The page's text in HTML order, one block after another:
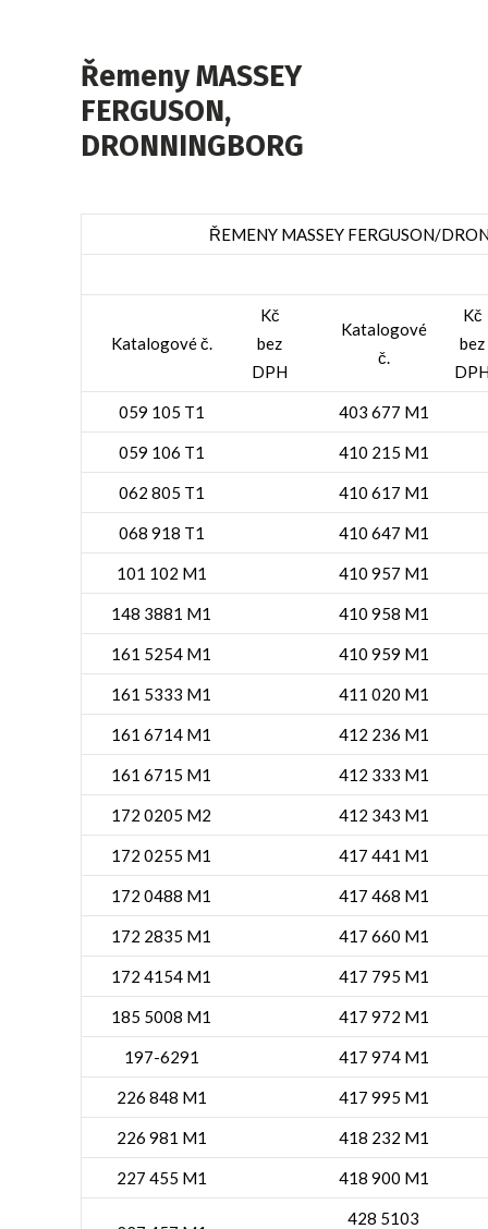
Řemeny MASSEY
FERGUSON,
DRONNINGBORG
ŘEMENY MASSEY FERGUSON/
Katalogové č.
Kč
bez
DPH
Katalogové
č.
Kč
bez
059 105 T1 403 677 M1
059 106 T1 410 215 M1
062 805 T1 410 617 M1
068 918 T1 410 647 M1
101 102 M1 410 957 M1
148 3881 M1 410 958 M1
161 5254 M1 410 959 M1
161 5333 M1 411 020 M1
161 6714 M1 412 236 M1
161 6715 M1 412 333 M1
172 0205 M2 412 343 M1
172 0255 M1 417 441 M1
172 0488 M1 417 468 M1
172 2835 M1 417 660 M1
172 4154 M1 417 795 M1
185 5008 M1 417 972 M1
197-6291 417 974 M1
226 848 M1 417 995 M1
226 981 M1 418 232 M1
227 455 M1 418 900 M1
428 5103